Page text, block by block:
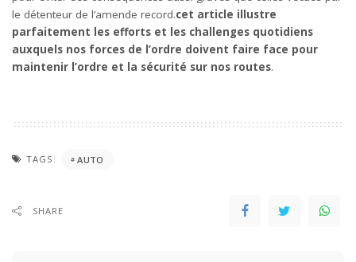
le détenteur de l’amende record.cet article illustre
parfaitement les efforts et les challenges quotidiens
auxquels nos forces de l’ordre doivent faire face pour
maintenir l’ordre et la sécurité sur nos routes.
TAGS: AUTO
SHARE